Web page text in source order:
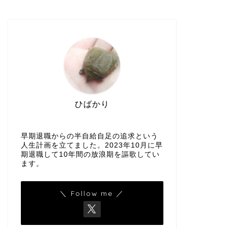
ひばかり
早期退職からの半自給自足の追求という
人生計画を立てました。2023年10月に早
期退職して10年間の放浪期を謳歌してい
ます。
＼ Follow me ／